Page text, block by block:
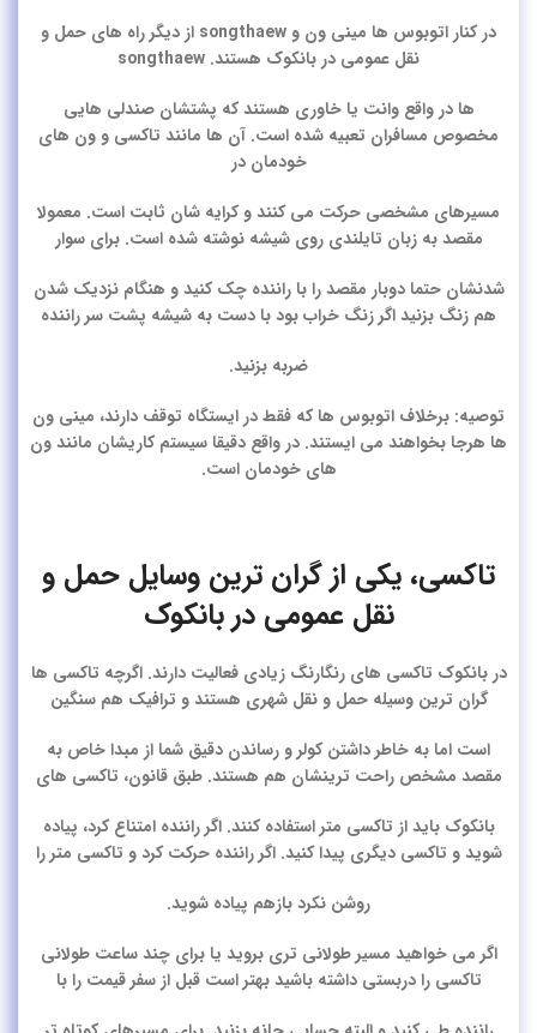
در کنار اتوبوس ها مینی ون و songthaew از دیگر راه های حمل و
نقل عمومی در بانکوک هستند. songthaew
ها در واقع وانت یا خاوری هستند که پشتشان صندلی هایی
مخصوص مسافران تعبیه شده است. آن ها مانند تاکسی و ون های
خودمان در
مسیرهای مشخصی حرکت می کنند و کرایه شان ثابت است. معمولا
مقصد به زبان تایلندی روی شیشه نوشته شده است. برای سوار
شدنشان حتما دوبار مقصد را با راننده چک کنید و هنگام نزدیک شدن
هم زنگ بزنید اگر زنگ خراب بود با دست به شیشه پشت سر راننده
ضربه بزنید.
توصیه: برخلاف اتوبوس ها که فقط در ایستگاه توقف دارند، مینی ون
ها هرجا بخواهند می ایستند. در واقع دقیقا سیستم کاریشان مانند ون
های خودمان است.
تاکسی، یکی از گران ترین وسایل حمل و
نقل عمومی در بانکوک
در بانکوک تاکسی های رنگارنگ زیادی فعالیت دارند. اگرچه تاکسی ها
گران ترین وسیله حمل و نقل شهری هستند و ترافیک هم سنگین
است اما به خاطر داشتن کولر و رساندن دقیق شما از مبدا خاص به
مقصد مشخص راحت ترینشان هم هستند. طبق قانون، تاکسی های
بانکوک باید از تاکسی متر استفاده کنند. اگر راننده امتناع کرد، پیاده
شوید و تاکسی دیگری پیدا کنید. اگر راننده حرکت کرد و تاکسی متر را
روشن نکرد بازهم پیاده شوید.
اگر می خواهید مسیر طولانی تری بروید یا برای چند ساعت طولانی
تاکسی را دربستی داشته باشید بهتر است قبل از سفر قیمت را با